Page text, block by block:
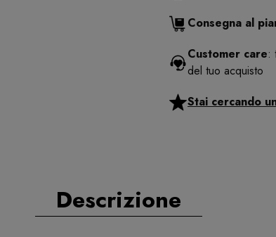
Consegna al
Customer care:
del tuo acquisto
Stai cercando
Descrizione